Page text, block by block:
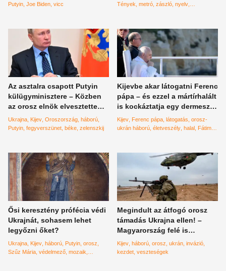
Putyin Joe Biden vicc
Tények metró zászló nyelv
Az asztalra csapott Putyin
külügyminisztere – Közben
az orosz elnök elvesztette
volna a háborút?
Ukrajna Kijev Oroszország háború
Putyin fegyverszünet béke zelenszkij
Kijevbe akar látogatni Ferenc
pápa – és ezzel a mártírhalált
is kockáztatja egy dermesztő
jóslat szerint
Kijev Ferenc pápa látogatás orosz-
ukrán háború életveszély halal Fátima
Ősi keresztény prófécia védi
Ukrajnát, sohasem lehet
legyőzni őket?
Ukrajna Kijev háború Putyin orosz
Szűz Mária védelmező mozaik
Megindult az átfogó orosz
támadás Ukrajna ellen! –
Magyarország felé is
jöhetnek menekültek
Kijev háború orosz ukrán invázió
kezdet veszteségek